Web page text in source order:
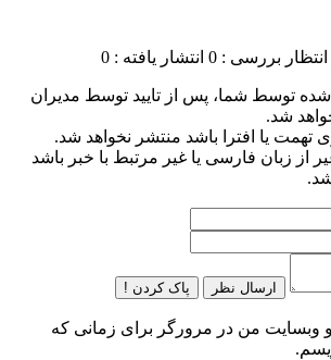
بررسی : 0 انتشار یافته : 0
توسط شما، پس از تایید توسط مدیران
شد.
تهمت یا افترا باشد منتشر نخواهد شد.
از زبان فارسی یا غیر مرتبط با خبر باشد
ارسال نظر پاک کردن !
و وبسایت من در مرورگر برای زمانی که